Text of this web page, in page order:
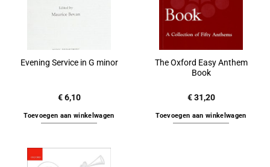
Evening Service in G minor
€6,10
Toevoegen aan winkelwagen
The Oxford Easy Anthem
Book
€31,20
Toevoegen aan winkelwagen